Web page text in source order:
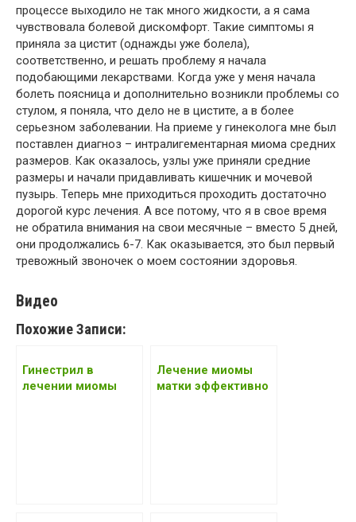
процессе выходило не так много жидкости, а я сама
чувствовала болевой дискомфорт. Такие симптомы я
приняла за цистит (однажды уже болела),
соответственно, и решать проблему я начала
подобающими лекарствами. Когда уже у меня начала
болеть поясница и дополнительно возникли проблемы со
стулом, я поняла, что дело не в цистите, а в более
серьезном заболевании. На приеме у гинеколога мне был
поставлен диагноз – интралигементарная миома средних
размеров. Как оказалось, узлы уже приняли средние
размеры и начали придавливать кишечник и мочевой
пузырь. Теперь мне приходиться проходить достаточно
дорогой курс лечения. А все потому, что я в свое время
не обратила внимания на свои месячные – вместо 5 дней,
они продолжались 6-7. Как оказывается, это был первый
тревожный звоночек о моем состоянии здоровья.
Видео
Похожие Записи:
Гинестрил в
лечении миомы
Лечение миомы
матки эффективно